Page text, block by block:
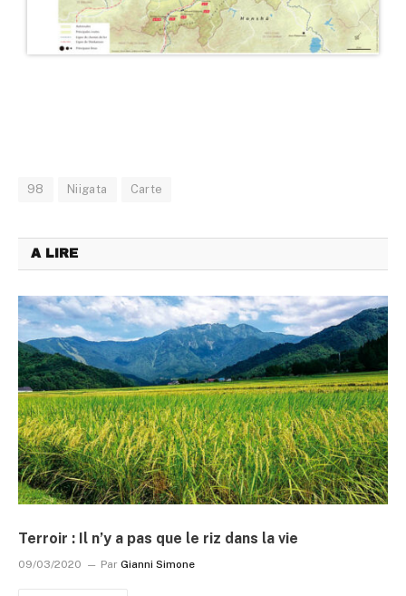
98 Niigata Carte
A LIRE
Terroir : Il n’y a pas que le riz dans la vie
09/03/2020 Par Gianni Simone